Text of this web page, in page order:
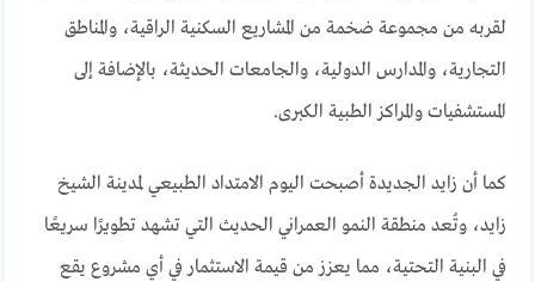
لقربه من مجموعة ضخمة من المشاريع السكنية الراقية، والمناطق
التجارية، والمدارس الدولية، والجامعات الحديثة، بالإضافة إلى
المستشفيات والمراكز الطبية الكبرى.
كما أن زايد الجديدة أصبحت اليوم الامتداد الطبيعي لمدينة الشيخ
زايد، وتُعد منطقة النمو العمراني الحديث التي تشهد تطويرًا سريعًا
في البنية التحتية، مما يعزز من قيمة الاستثمار في أي مشروع يقع